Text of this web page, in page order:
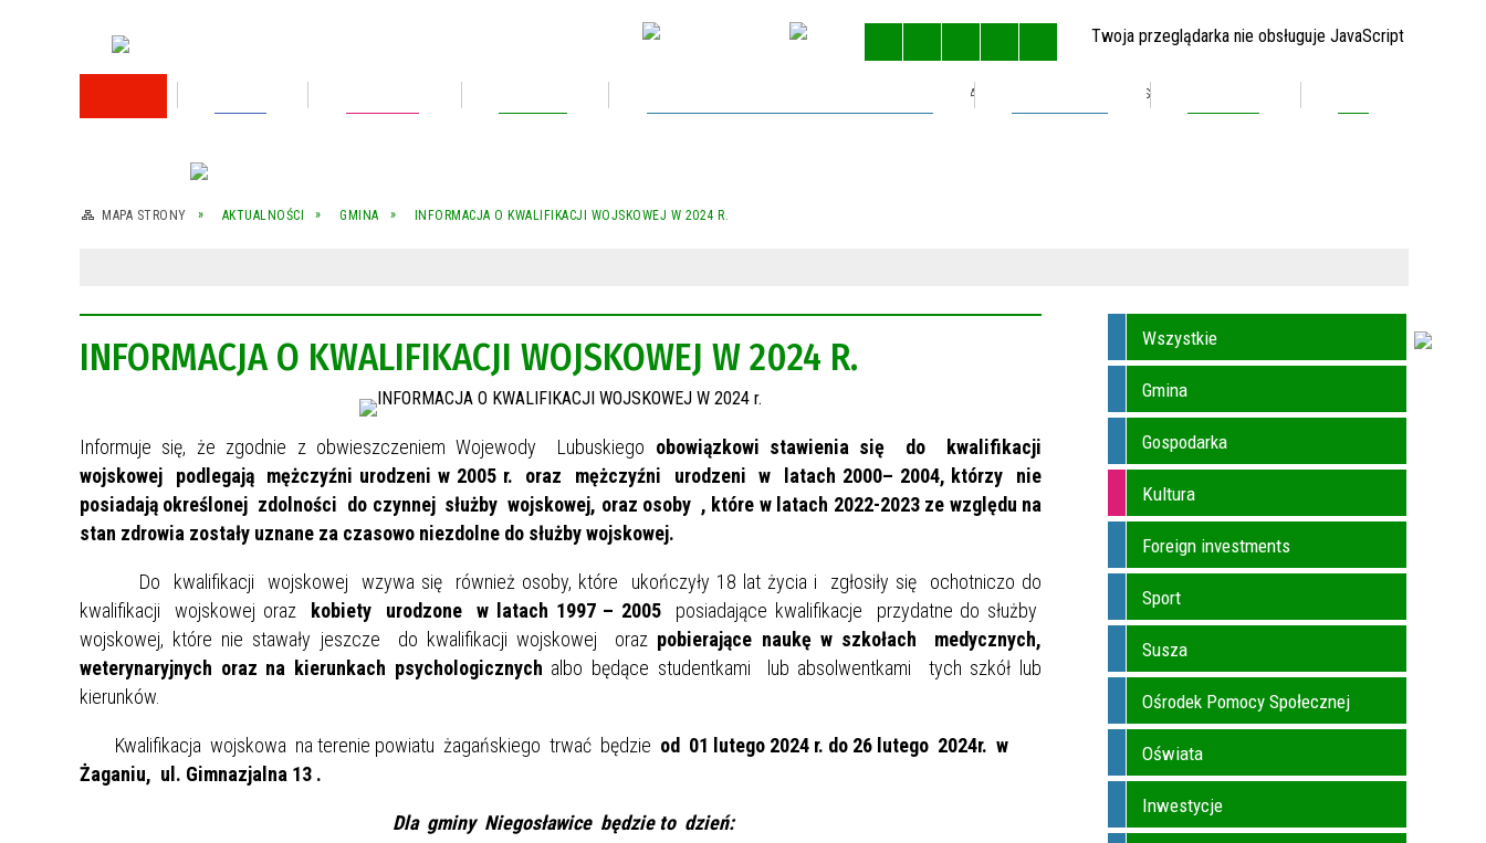
Twoja przeglądarka nie obsługuje JavaScript
STRONA GŁÓWNA MAPA STRONY
Rok 2025
Wykaz nieruchomości przeznaczonej do
sprzedaży
Wykaz nieruchomości przeznaczonej do
sprzedaży
Rok 2022
Rok 2021
Rok 2020
MAPA STRONY AKTUALNOŚCI GMINA INFORMACJA O KWALIFIKACJI WOJSKOWEJ W 2024 R.
INFORMACJA O KWALIFIKACJI WOJSKOWEJ W 2024 R.
Informuje się, że zgodnie z obwieszczeniem Wojewody Lubuskiego obowiązkowi stawienia się do kwalifikacji
wojskowej podlegają mężczyźni urodzeni w 2005 r. oraz mężczyźni urodzeni w latach 2000– 2004, którzy nie
posiadają określonej zdolności do czynnej służby wojskowej, oraz osoby , które w latach 2022-2023 ze względu na
stan zdrowia zostały uznane za czasowo niezdolne do służby wojskowej.
Do kwalifikacji wojskowej wzywa się również osoby, które ukończyły 18 lat życia i zgłosiły się ochotniczo do
kwalifikacji wojskowej oraz
kobiety urodzone w latach 1997 – 2005posiadające kwalifikacje przydatne do służby
wojskowej, które nie stawały jeszcze do kwalifikacji wojskowej oraz pobierające naukę w szkołach medycznych,
weterynaryjnych oraz na kierunkach psychologicznych albo będące studentkami lub absolwentkami tych szkół lub
kierunków.
Kwalifikacja wojskowa na terenie powiatu żagańskiego trwać będzie od 01 lutego 2024 r. do 26 lutego 2024r. w
Żaganiu, ul. Gimnazjalna 13 .
Dla gminy Niegosławice będzie to dzień:
Wszystkie
Gmina
Gospodarka
Kultura
Foreign investments
Sport
Susza
Ośrodek Pomocy Społecznej
Oświata
Inwestycje